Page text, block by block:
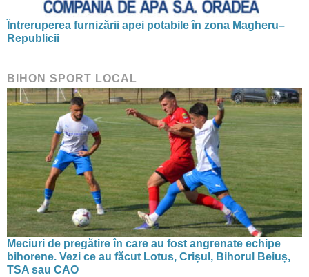
Întreruperea furnizării apei potabile în zona Magheru–
Republicii
BIHON SPORT LOCAL
Meciuri de pregătire în care au fost angrenate echipe
bihorene. Vezi ce au făcut Lotus, Crișul, Bihorul Beiuș,
TSA sau CAO